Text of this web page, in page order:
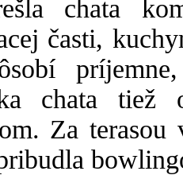
chata
časti,
chata tiež
Za terasou